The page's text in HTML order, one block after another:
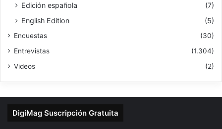
Edición española
(7)
English Edition
(5)
Encuestas
(30)
Entrevistas
(1.304)
Videos
(2)
DigiMag Suscripción Gratuita